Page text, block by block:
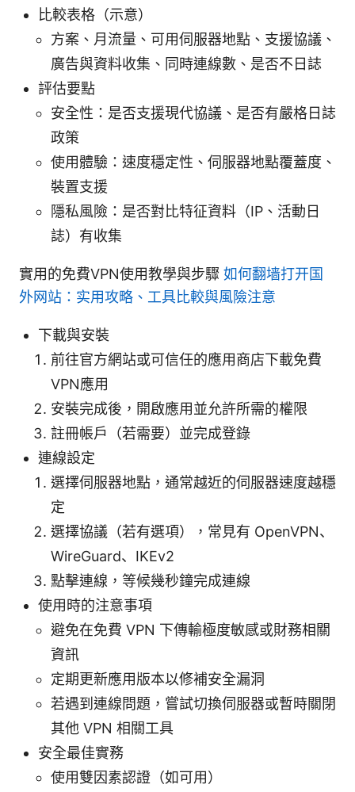
比較表格（示意）
方案、月流量、可用伺服器地點、支援協議、
廣告與資料收集、同時連線數、是否不日誌
評估要點
安全性：是否支援現代協議、是否有嚴格日誌
政策
使用體驗：速度穩定性、伺服器地點覆蓋度、
裝置支援
隱私風險：是否對比特征資料（IP、活動日
誌）有收集
實用的免費VPN使用教學與步驟 如何翻墙打开国
外网站：实用攻略、工具比較與風險注意
下載與安裝
前往官方網站或可信任的應用商店下載免費
VPN應用
安裝完成後，開啟應用並允許所需的權限
註冊帳戶（若需要）並完成登錄
連線設定
選擇伺服器地點，通常越近的伺服器速度越穩
定
選擇協議（若有選項），常見有 OpenVPN、
WireGuard、IKEv2
點擊連線，等候幾秒鐘完成連線
使用時的注意事項
避免在免費 VPN 下傳輸極度敏感或財務相關
資訊
定期更新應用版本以修補安全漏洞
若遇到連線問題，嘗試切換伺服器或暫時關閉
其他 VPN 相關工具
安全最佳實務
使用雙因素認證（如可用）